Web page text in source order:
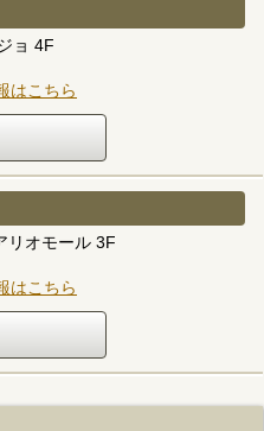
ョ 4F
はこちら
リオモール 3F
はこちら